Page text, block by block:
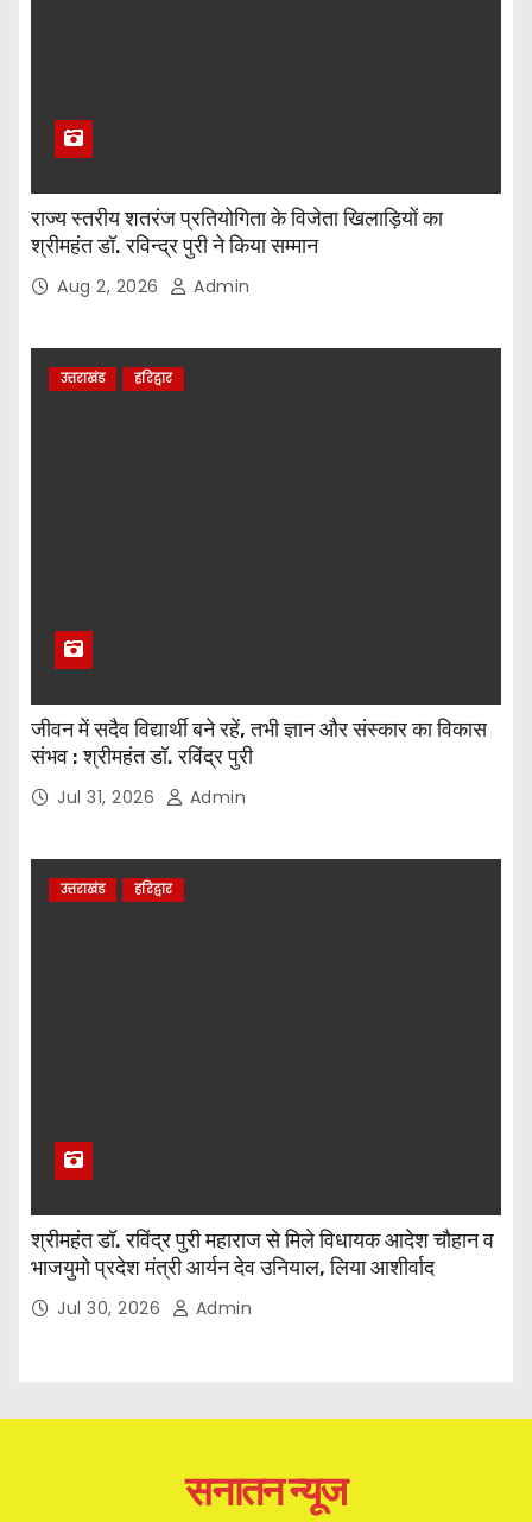
राज्य स्तरीय शतरंज प्रतियोगिता के विजेता खिलाड़ियों का
श्रीमहंत डॉ. रविन्द्र पुरी ने किया सम्मान
Aug 2, 2026 Admin
उत्तराखंड हरिद्वार
जीवन में सदैव विद्यार्थी बने रहें, तभी ज्ञान और संस्कार का विकास
संभव : श्रीमहंत डॉ. रविंद्र पुरी
Jul 31, 2026 Admin
उत्तराखंड हरिद्वार
श्रीमहंत डॉ. रविंद्र पुरी महाराज से मिले विधायक आदेश चौहान व
भाजयुमो प्रदेश मंत्री आर्यन देव उनियाल, लिया आशीर्वाद
Jul 30, 2026 Admin
सनातन न्यूज